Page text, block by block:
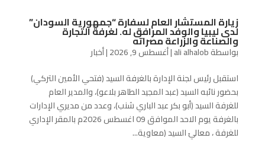
زيارة المستشار العام لسفارة “جمهورية السودان”
لدى ليبيا والوفد المرافق له. لغرفة التجارة
والصناعة والزراعة مصراته
بواسطةali alhalob
|أغسطس 9, 2026 |أخبار
استقبل رئيس لجنة الإدارة بالغرفة السيد (فتحي الأمين التركي)
بحضور نائبه السيد (عبد المجيد الطاهر بلاعو)، والمدير العام
للغرفة السيد (أبو بكر عبد الباري شنب)، وعدد من مديري الإدارات
بالغرفة يوم الاحد الموافق 09 اغسطس 2026م بالمقر الإداري
للغرفة ، معاليَ السيد (معاوية...